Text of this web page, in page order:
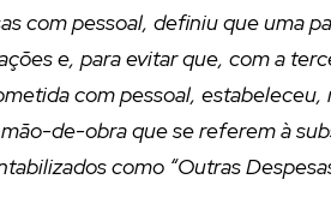
com pessoal, definiu que uma
e, para evitar que, com a
com pessoal, estabeleceu,
de-obra que se referem à
como “Outras